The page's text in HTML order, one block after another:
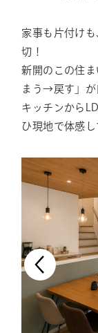
家事も片付け
切！
新開のこの住
まう→戻す」が
キッチンから
ひ現地で体感